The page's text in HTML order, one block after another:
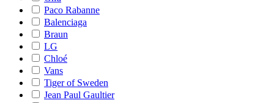
Paco Rabanne
Balenciaga
Braun
LG
Chloé
Vans
Tiger of Sweden
Jean Paul Gaultier